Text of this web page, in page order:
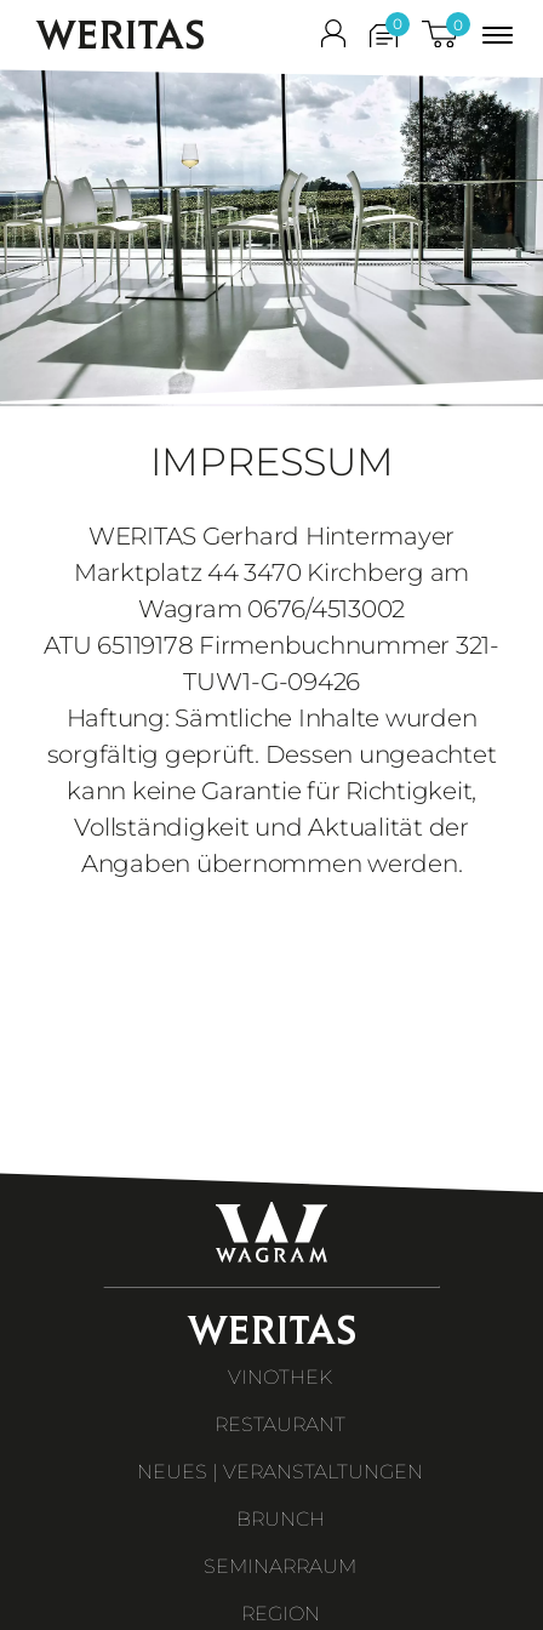
WERITAS 0 0
IMPRESSUM
WERITAS Gerhard Hintermayer
Marktplatz 44 3470 Kirchberg am
Wagram 0676/4513002
ATU 65119178 Firmenbuchnummer 321-
TUW1-G-09426
Haftung: Sämtliche Inhalte wurden
sorgfältig geprüft. Dessen ungeachtet
kann keine Garantie für Richtigkeit,
Vollständigkeit und Aktualität der
Angaben übernommen werden.
WERITAS
VINOTHEK
RESTAURANT
NEUES | VERANSTALTUNGEN
BRUNCH
SEMINARRAUM
REGION